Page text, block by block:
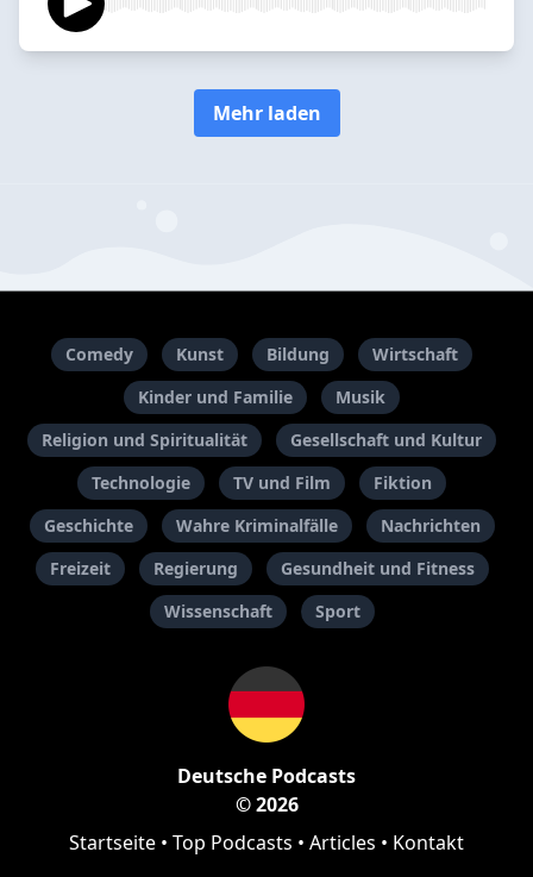
Mehr laden
Comedy Kunst Bildung
Wirtschaft
Kinder und Familie
Musik
Religion und Spiritualität
Gesellschaft und Kultur
Technologie
TV und Film
Fiktion
Geschichte
Wahre Kriminalfälle
Nachrichten
Freizeit
Regierung
Gesundheit und Fitness
Wissenschaft
Sport
Deutsche Podcasts
© 2026
Startseite • Top Podcasts • Articles • Kontakt